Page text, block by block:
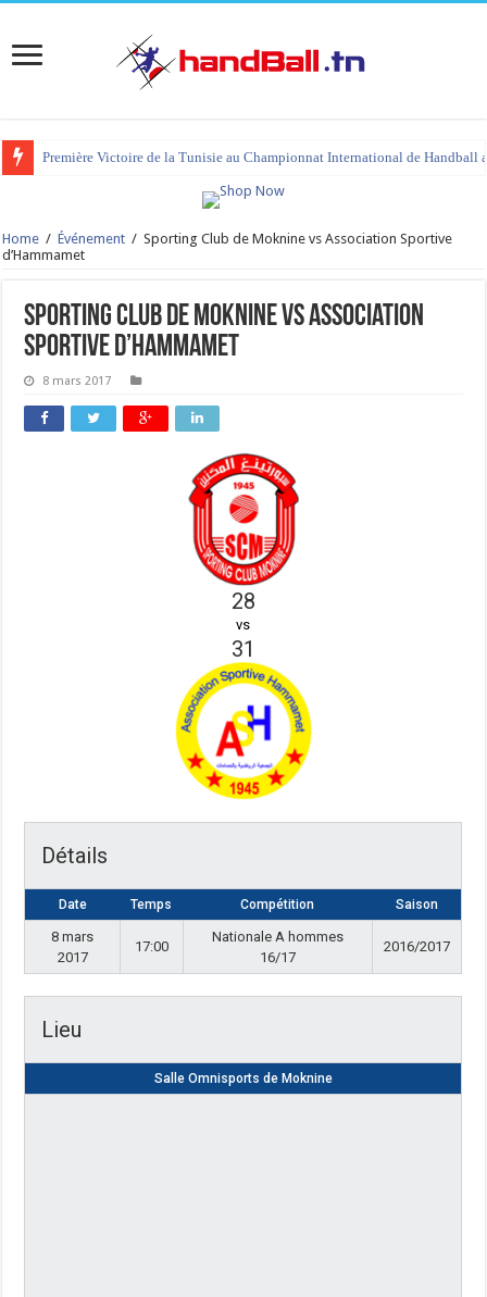
Première Victoire de la Tunisie au Championnat International de Handball
Home / Événement / Sporting Club de Moknine vs Association Sportive
d’Hammamet
Sporting Club de Moknine vs Association
Sportive d’Hammamet
8 mars 2017
28
vs
31
Détails
Date Temps Compétition Saison
8 mars
2017
17:00
Nationale A hommes
16/17
2016/2017
Lieu
Salle Omnisports de Moknine